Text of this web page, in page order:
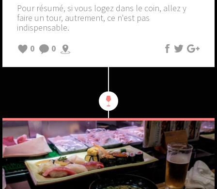
Pour résumé, si vous logez dans le coin, allez y
faire un tour, autrement, ce n'est pas
indispensable.
0
0